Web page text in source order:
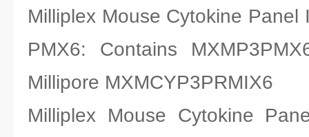
Milliplex Mouse Cytokine Panel
PMX6: Contains
Millipore MXMCYP3PRMIX6
Milliplex Mouse Cytokine